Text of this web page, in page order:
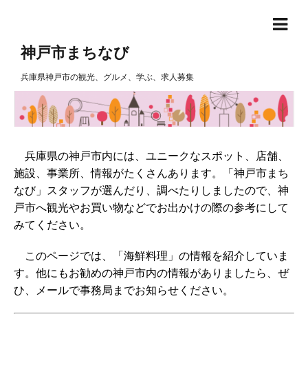
神戸市まちなび
兵庫県神戸市の観光、グルメ、学ぶ、求人募集
兵庫県の神戸市内には、ユニークなスポット、店舗、
施設、事業所、情報がたくさんあります。「神戸市まち
なび」スタッフが選んだり、調べたりしましたので、神
戸市へ観光やお買い物などでお出かけの際の参考にして
みてください。
このページでは、「海鮮料理」の情報を紹介していま
す。他にもお勧めの神戸市内の情報がありましたら、ぜ
ひ、メールで事務局までお知らせください。